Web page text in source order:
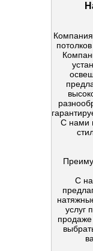
С нами
С
услуг